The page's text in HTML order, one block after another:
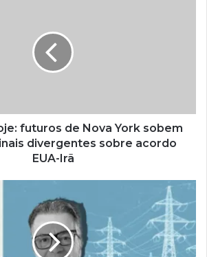
futuros de Nova York sobem
divergentes sobre acordo
EUA-Irã